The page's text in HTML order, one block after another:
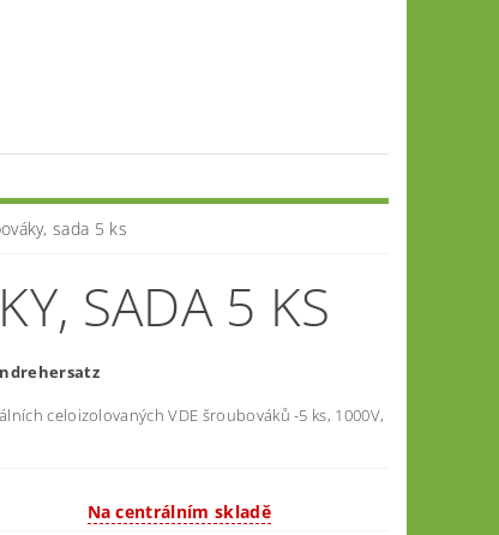
sada 5 ks
SADA 5 KS
celoizolovaných VDE šroubováků -5 ks, 1000V,
Na centrálním skladě